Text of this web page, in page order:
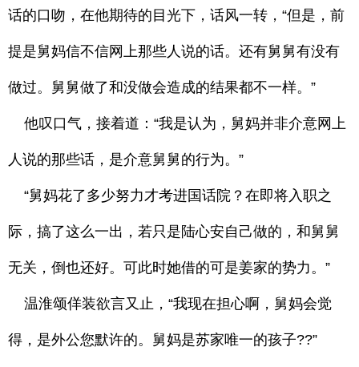
话的口吻，在他期待的目光下，话风一转，“但是，前
提是舅妈信不信网上那些人说的话。还有舅舅有没有
做过。舅舅做了和没做会造成的结果都不一样。”
他叹口气，接着道：“我是认为，舅妈并非介意网上
人说的那些话，是介意舅舅的行为。”
“舅妈花了多少努力才考进国话院？在即将入职之
际，搞了这么一出，若只是陆心安自己做的，和舅舅
无关，倒也还好。可此时她借的可是姜家的势力。”
温淮颂佯装欲言又止，“我现在担心啊，舅妈会觉
得，是外公您默许的。舅妈是苏家唯一的孩子??”